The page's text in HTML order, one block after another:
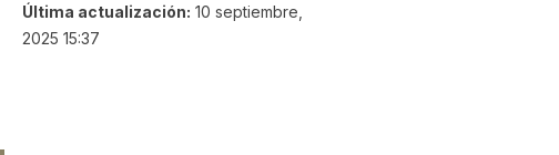
Última actualización: 10 septiembre,
2025 15:37